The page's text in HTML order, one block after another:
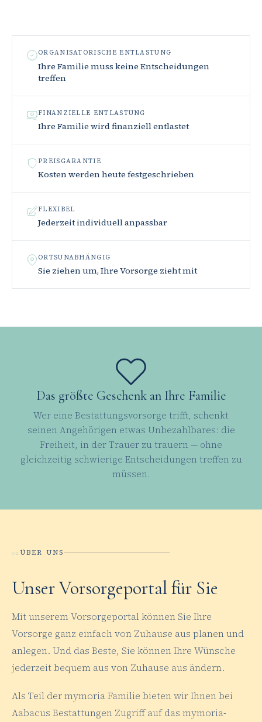
ORGANISATORISCHE ENTLASTUNG
Ihre Familie muss keine Entscheidungen
treffen
FINANZIELLE ENTLASTUNG
Ihre Familie wird finanziell entlastet
PREISGARANTIE
Kosten werden heute festgeschrieben
FLEXIBEL
Jederzeit individuell anpassbar
ORTSUNABHÄNGIG
Sie ziehen um, Ihre Vorsorge zieht mit
Das größte Geschenk an Ihre Familie
Wer eine Bestattungsvorsorge trifft, schenkt
seinen Angehörigen etwas Unbezahlbares: die
Freiheit, in der Trauer zu trauern — ohne
gleichzeitig schwierige Entscheidungen treffen zu
müssen.
02ÜBER UNS
Unser Vorsorgeportal für Sie
Mit unserem Vorsorgeportal können Sie Ihre
Vorsorge ganz einfach von Zuhause aus planen und
anlegen. Und das Beste, Sie können Ihre Wünsche
jederzeit bequem aus von Zuhause aus ändern.
Als Teil der mymoria Familie bieten wir Ihnen bei
Aabacus Bestattungen Zugriff auf das mymoria-